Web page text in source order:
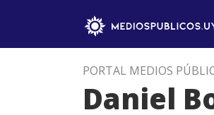
PORTAL MEDIOS
Daniel